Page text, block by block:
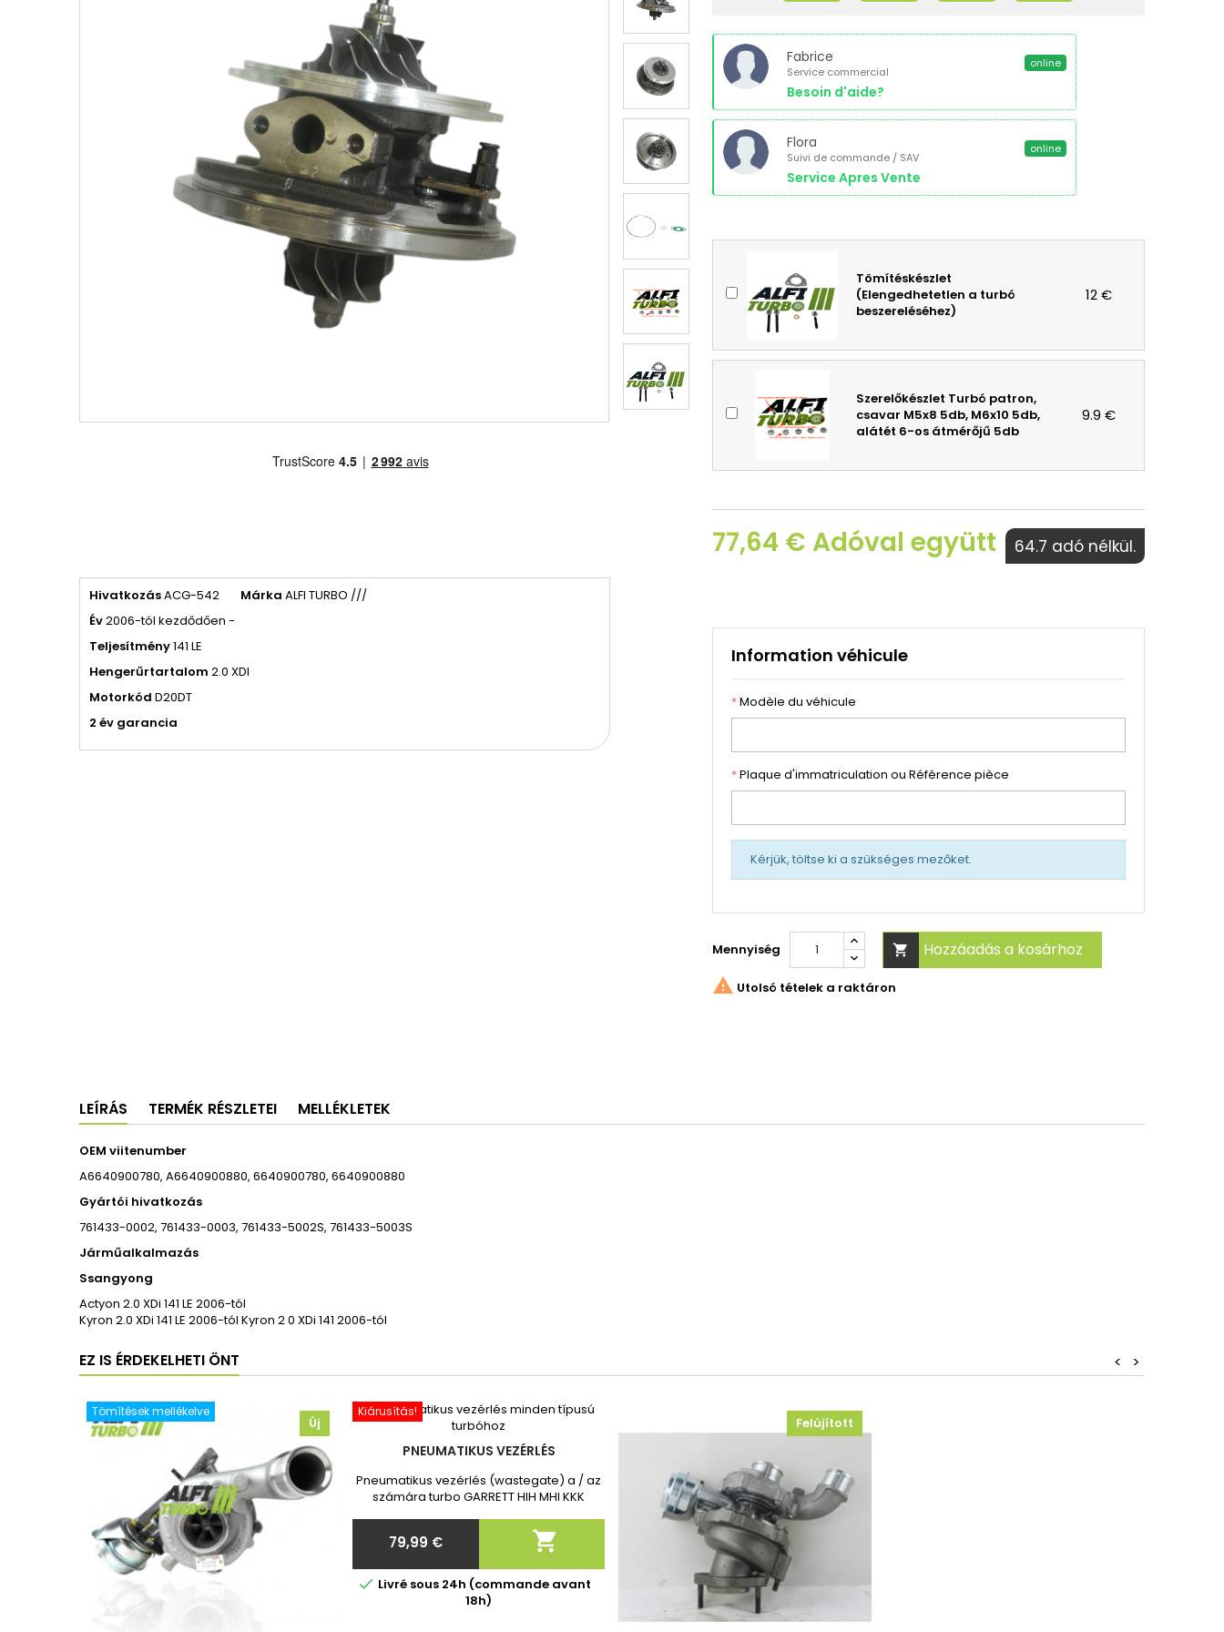
HivatkozásACG-542 Márka ALFI TURBO ///
Év2006-tól kezdődően -
Teljesítmény141 LE
Hengerűrtartalom 2.0 XDI
Motorkód D20DT
2 év garancia
Fabrice
Service commercial
Besoin d'aide?
online
Flora
Suivi de commande / SAV
Service Apres Vente
online
Tömítéskészlet
(Elengedhetetlen a turbó
beszereléséhez)
12 €
Szerelőkészlet Turbó patron,
csavar M5x8 5db, M6x10 5db,
alátét 6-os átmérőjű 5db
9.9 €
77,64 € Adóval együtt 64.7 adó nélkül.
Information véhicule
*Modèle du véhicule
*Plaque d'immatriculation ou Référence pièce
Kérjük, töltse ki a szükséges mezőket.
Mennyiség  Hozzáadás a kosárhoz
 Utolsó tételek a raktáron
LEÍRÁS TERMÉK RÉSZLETEI MELLÉKLETEK
OEM viitenumber
A6640900780, A6640900880, 6640900780, 6640900880
Gyártói hivatkozás
761433-0002, 761433-0003, 761433-5002S, 761433-5003S
Járműalkalmazás
Ssangyong
Actyon 2.0 XDi 141 LE 2006-tól
Kyron 2.0 XDi 141 LE 2006-tól Kyron 2 0 XDi 141 2006-tól
EZ IS ÉRDEKELHETI ÖNT >
<
Tömítések mellékelve
Új
Kiárusítás!
PNEUMATIKUS VEZÉRLÉS
Pneumatikus vezérlés (wastegate) a / az
számára turbo GARRETT HIH MHI KKK
garanciával. Megrendelés után kérjük,
adja meg nekünk a turbó pontos
Ár
79,99 € 
 Livré sous 24h (commande avant
18h)
Felújított